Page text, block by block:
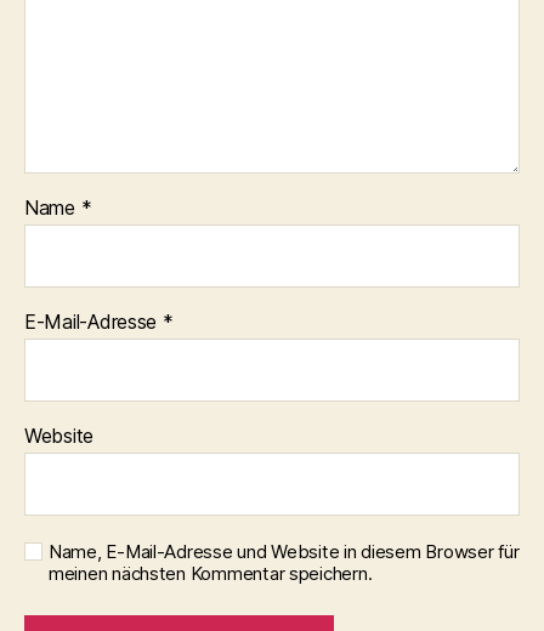
Name *
E-Mail-Adresse *
Website
Name, E-Mail-Adresse und Website in diesem Browser für
meinen nächsten Kommentar speichern.